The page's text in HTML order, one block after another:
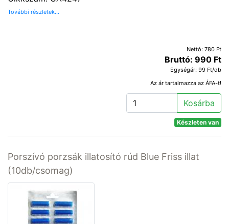
További részletek...
Nettó: 780 Ft
Bruttó: 990 Ft
Egységár: 99 Ft/db
Az ár tartalmazza az ÁFA-t!
Kosárba
Készleten van
Porszívó porzsák illatosító rúd Blue Friss illat
(10db/csomag)